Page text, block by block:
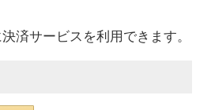
済サービスを利用できます。